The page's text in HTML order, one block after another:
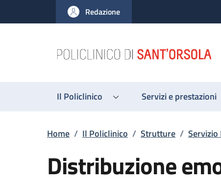
al contenuto principale
to footer content
Redazione
Il Policlinico Servizi e prestazioni
Briciole di pane
Home / Il Policlinico / Strutture /
Distribuzione